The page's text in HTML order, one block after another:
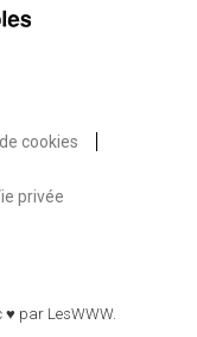
cookies
privée
♥ par LesWWW.